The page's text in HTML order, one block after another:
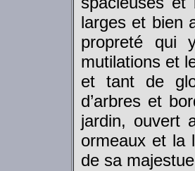
larges et bien
propreté qui
mutilations et
et tant de
d’arbres et
jardin, ouvert
ormeaux et la
de sa